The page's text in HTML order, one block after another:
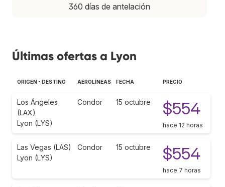
360 días de antelación
Últimas ofertas a Lyon
ORIGEN - DESTINO AEROLÍNEAS FECHA PRECIO
Los Ángeles
(LAX)
Lyon (LYS)
Condor 15 octubre $554
hace 12 horas
Las Vegas (LAS)
Lyon (LYS)
Condor 15 octubre $554
hace 7 horas